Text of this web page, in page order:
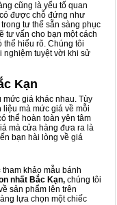
cũng là yếu tố quan
được chỗ đứng như
tư thế sẵn sàng phục
tư vấn cho bạn một cách
thể hiểu rõ. Chúng tôi
nghiệm tuyệt vời khi sử
Kạn
giá khác nhau. Tùy
mà mức giá về mỗi
thể hoàn toàn yên tâm
mà cửa hàng đưa ra là
bạn hài lòng về giá
khảo mẫu bánh
nhất Bắc Kạn, chúng tôi
sản phẩm lên trên
lựa chọn một chiếc